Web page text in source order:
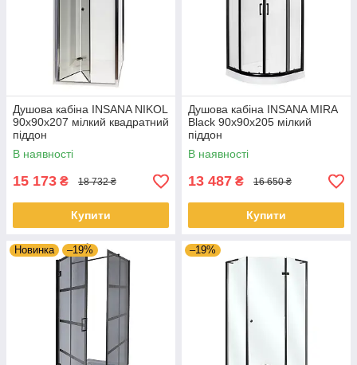
Душова кабіна INSANA NIKOL
90x90x207 мілкий квадратний
піддон
В наявності
15 173 ₴ 18 732 ₴
Купити
Душова кабіна INSANA MIRA
Black 90x90x205 мілкий
піддон
В наявності
13 487 ₴ 16 650 ₴
Купити
Новинка –19% –19%